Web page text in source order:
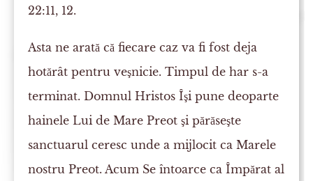
22:11, 12.
Asta ne arată că fiecare caz va fi fost deja
hotărât pentru veşnicie. Timpul de har s-a
terminat. Domnul Hristos Îşi pune deoparte
hainele Lui de Mare Preot şi părăseşte
sanctuarul ceresc unde a mijlocit ca Marele
nostru Preot. Acum Se întoarce ca Împărat al